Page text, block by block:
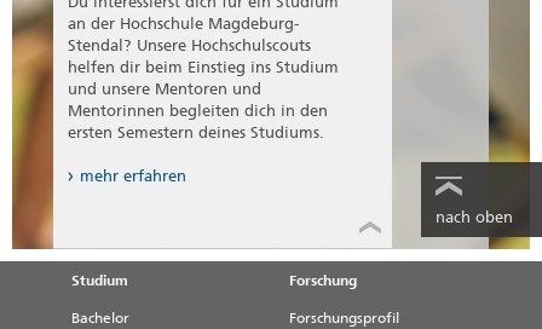
an der Hochschule Magdeburg-
Stendal? Unsere Hochschulscouts
helfen dir beim Einstieg ins Studium
und unsere Mentoren und
Mentorinnen begleiten dich in den
ersten Semestern deines Studiums.
mehr erfahren
nach oben
Studium
Bachelor
Forschung
Forschungsprofil